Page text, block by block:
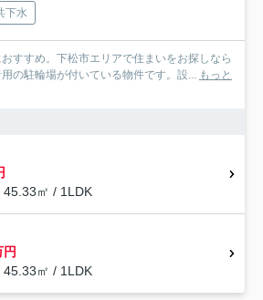
下水
すすめ。下松市エリアで住まいをお探しなら
の駐輪場が付いている物件です。設...
もっと
45.33㎡ / 1LDK
円
45.33㎡ / 1LDK